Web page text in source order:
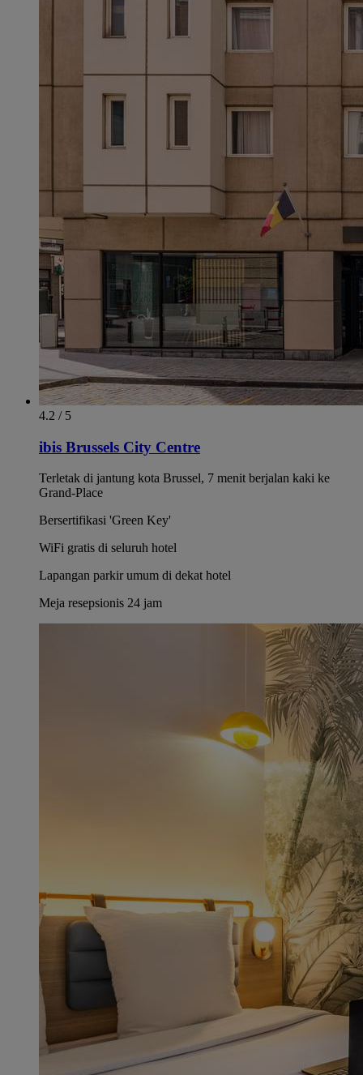
4.2 / 5
ibis Brussels City Centre
Terletak di jantung kota Brussel, 7 menit berjalan kaki ke
Grand-Place
Bersertifikasi 'Green Key'
WiFi gratis di seluruh hotel
Lapangan parkir umum di dekat hotel
Meja resepsionis 24 jam